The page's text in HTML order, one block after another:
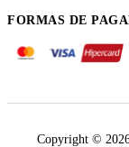
FORMAS DE
Copyright ©